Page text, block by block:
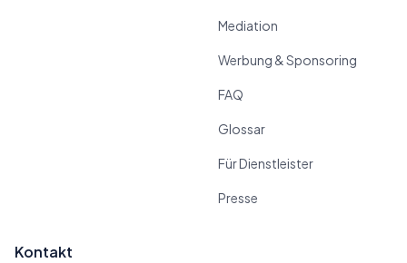
Mediation
Werbung & Sponsoring
FAQ
Glossar
Für Dienstleister
Presse
Kontakt